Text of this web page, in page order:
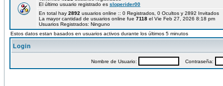
El último usuario registrado es sloperider00
En total hay 2892 usuarios online :: 0 Registrados, 0 Ocultos y 2892
La mayor cantidad de usuarios online fue 7118 el Vie Feb 27, 2026 8:18 pm
Usuarios Registrados: Ninguno
Estos datos estan basados en usuarios activos durante los últimos 5 minutos
Login
Nombre de Usuario: Contraseña: